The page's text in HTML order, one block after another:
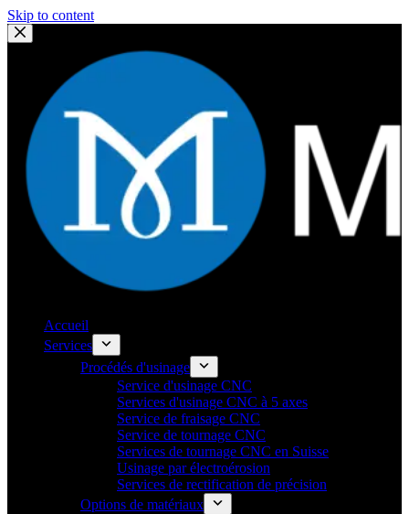
Skip to content
Accueil
Services
Procédés d'usinage
Service d'usinage CNC
Services d'usinage CNC à 5 axes
Service de fraisage CNC
Service de tournage CNC
Services de tournage CNC en Suisse
Usinage par électroérosion
Services de rectification de précision
Options de matériaux